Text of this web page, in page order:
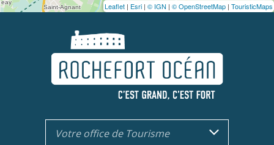
Leaflet | Esri | © IGN | © OpenStreetMap | TouristicMaps
Votre office de Tourisme